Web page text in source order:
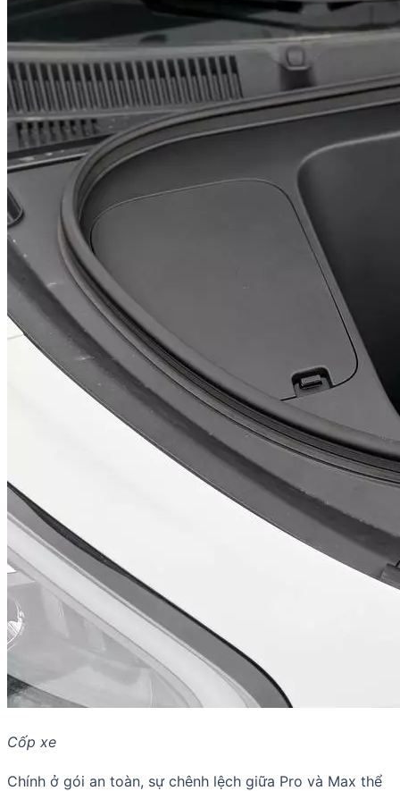
Cốp xe
Chính ở gói an toàn, sự chênh lệch giữa Pro và Max thể